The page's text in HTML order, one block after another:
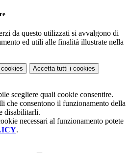
da questo utilizzati si avvalgono di
ed utili alle finalità illustrate nella
Accetta tutti i cookies
scegliere quali cookie consentire.
che consentono il funzionamento della
disabilitarli.
necessari al funzionamento potete
.